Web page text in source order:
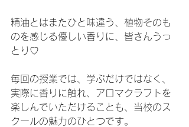
精油とはまたひと味違う、植物そのも
のを感じる優しい香りに、皆さんうっ
とり♡
毎回の授業では、学ぶだけではなく、
実際に香りに触れ、アロマクラフトを
楽しんでいただけることも、当校のス
クールの魅力のひとつです。